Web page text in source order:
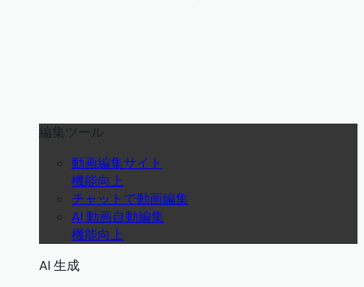
編集ツール
動画編集サイト
機能向上
チャットで動画編集
AI 動画自動編集
機能向上
AI 生成